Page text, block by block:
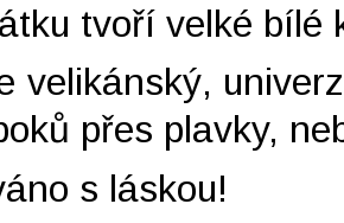
tvoří velké bílé
velikánský,
přes plavky,
s láskou!